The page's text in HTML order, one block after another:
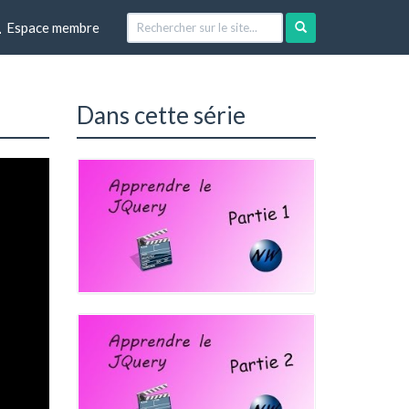
Espace membre
Dans cette série